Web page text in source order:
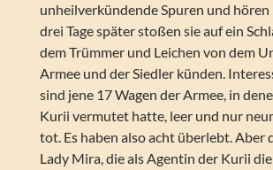
unheilverkündende Spuren und
drei Tage später stoßen sie auf ein
dem Trümmer und Leichen von dem
Armee und der Siedler künden.
sind jene 17 Wagen der Armee, in
Kurii vermutet hatte, leer und nur
tot. Es haben also acht überlebt. Aber
Lady Mira, die als Agentin der Kurii